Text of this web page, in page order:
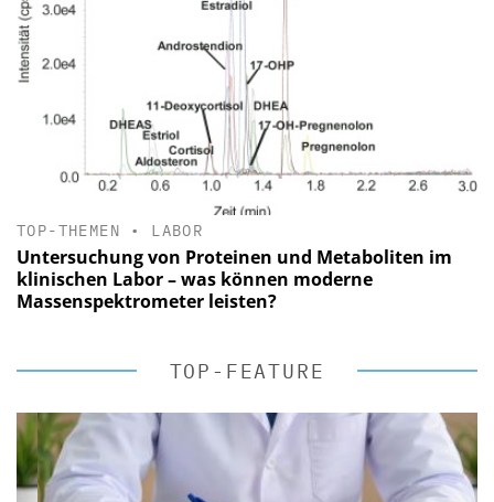
TOP-THEMEN • LABOR
Untersuchung von Proteinen und Metaboliten im
klinischen Labor – was können moderne
Massenspektrometer leisten?
TOP-FEATURE